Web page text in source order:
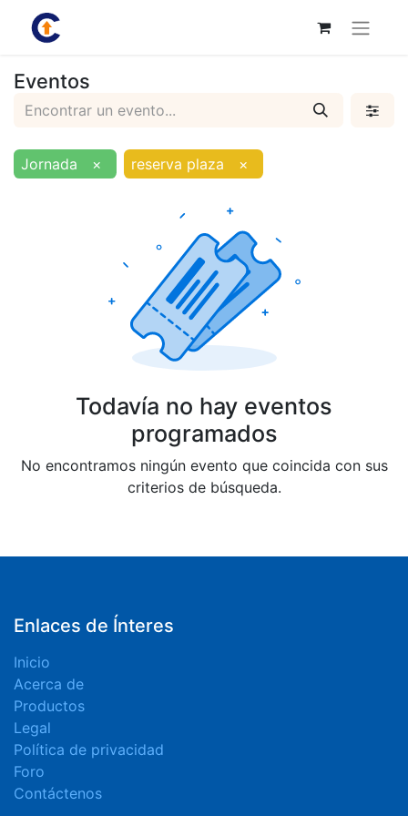
Eventos
Jornada × reserva plaza ×
Todavía no hay eventos
programados
No encontramos ningún evento que coincida con sus
criterios de búsqueda.
Enlaces de Ínteres
Inicio
Acerca de
Productos
Legal
Política de privacidad
Foro
Contáctenos